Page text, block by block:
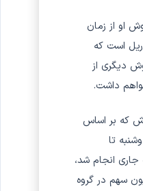
او از زمان
است که
دیگری از
داشت.
که بر اساس
تا
جاری انجام شد،
22 میلیون سهم در گروه